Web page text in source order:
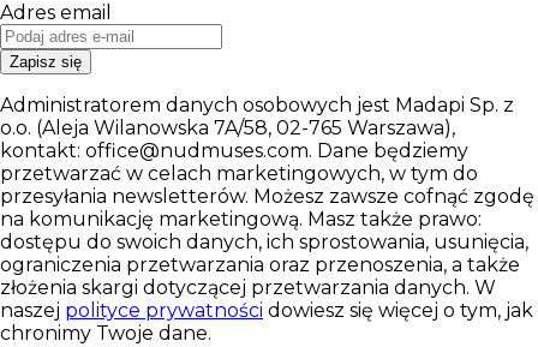
Adres email
Zapisz się
Administratorem danych osobowych jest Madapi Sp. z
o.o. (Aleja Wilanowska 7A/58, 02-765 Warszawa),
kontakt: office@nudmuses.com. Dane będziemy
przetwarzać w celach marketingowych, w tym do
przesyłania newsletterów. Możesz zawsze cofnąć zgodę
na komunikację marketingową. Masz także prawo:
dostępu do swoich danych, ich sprostowania, usunięcia,
ograniczenia przetwarzania oraz przenoszenia, a także
złożenia skargi dotyczącej przetwarzania danych. W
naszej polityce prywatności dowiesz się więcej o tym, jak
chronimy Twoje dane.